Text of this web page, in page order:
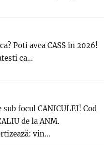
Poti avea CASS in 2026!
ca...
focul CANICULEI! Cod
de la ANM.
vin...